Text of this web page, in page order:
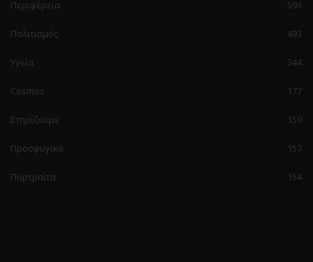
Περιφέρεια 593
Πολιτισμός 493
Υγεία 344
Cosmos 177
Στηρίζουμε 159
Προσφυγικό 157
Πορτραίτα 154